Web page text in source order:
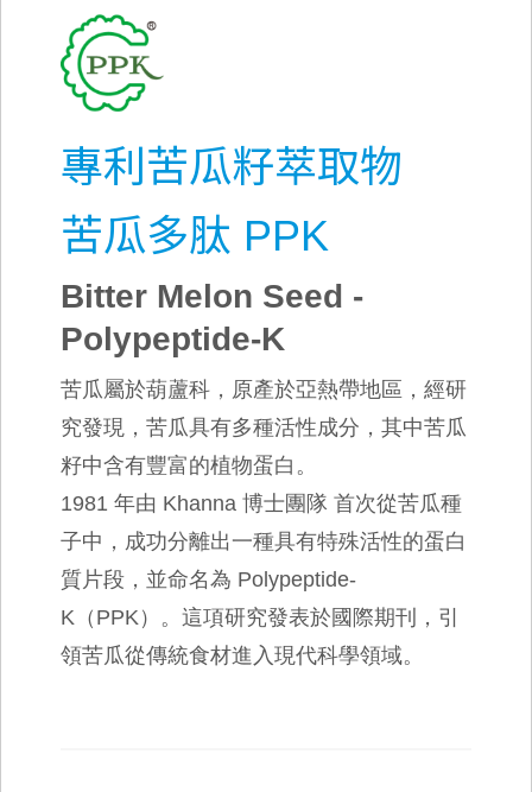
專利苦瓜籽萃取物
苦瓜多肽 PPK
Bitter Melon Seed -
Polypeptide-K
苦瓜屬於葫蘆科，原產於亞熱帶地區，經研
究發現，苦瓜具有多種活性成分，其中苦瓜
籽中含有豐富的植物蛋白。
1981 年由 Khanna 博士團隊 首次從苦瓜種
子中，成功分離出一種具有特殊活性的蛋白
質片段，並命名為 Polypeptide-
K（PPK）。這項研究發表於國際期刊，引
領苦瓜從傳統食材進入現代科學領域。